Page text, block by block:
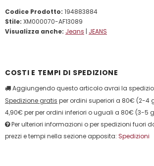
Codice Prodotto: 194883884
Stile: XM000070-AF13089
Visualizza anche: Jeans | JEANS
COSTI E TEMPI DI SPEDIZIONE
Aggiungendo questo articolo avrai la
Spedizione gratis per ordini superiori a 80€ (2-4
4,90€ per per ordini inferiori o uguali a 80€ (3-5
Per ulteriori informazioni o per spedizioni fuori
prezzi e tempi nella sezione apposita: Spedizioni